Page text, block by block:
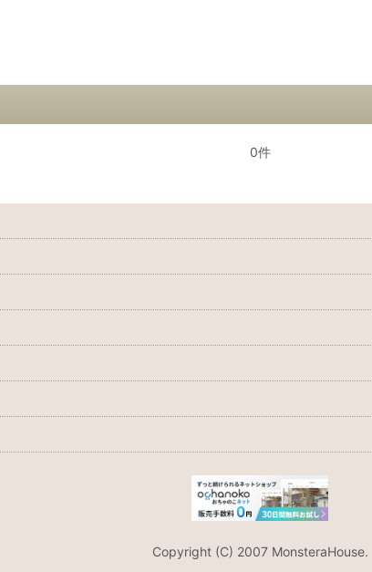
0件
Copyright (C) 2007 MonsteraHouse.